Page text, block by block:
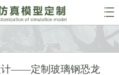

计——定制玻璃钢恐龙